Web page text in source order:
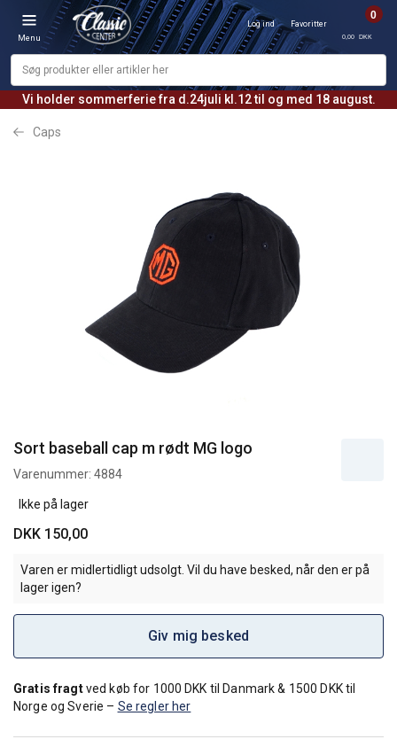
Vi holder sommerferie fra d.24juli kl.12 til og med 18 august.
Menu
Log ind Favoritter
0
0,00 DKK
Caps
Sort baseball cap m rødt MG logo
Varenummer: 4884
Ikke på lager
DKK 150,00
Varen er midlertidligt udsolgt. Vil du have besked, når den er på
lager igen?
Giv mig besked
Gratis fragtved køb for 1000 DKK til Danmark & 1500 DKK til
Norge og Sverie – Se regler her